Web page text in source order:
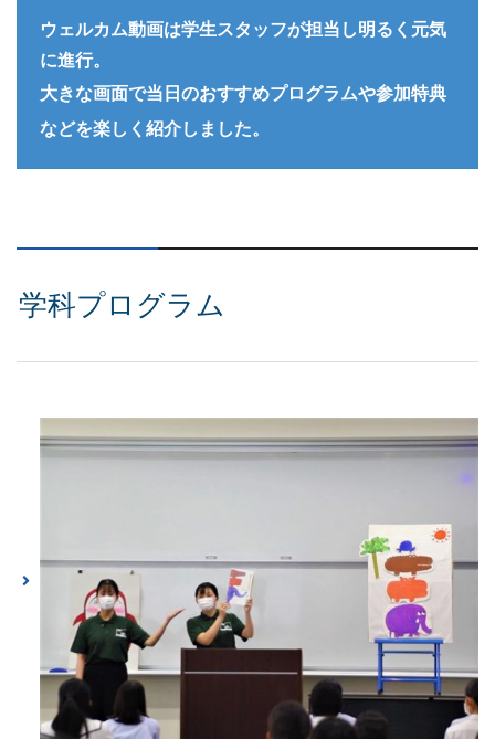
ウェルカム動画は学生スタッフが担当し明るく元気
に進行。
大きな画面で当日のおすすめプログラムや参加特典
などを楽しく 紹介しました。
学科プログラム